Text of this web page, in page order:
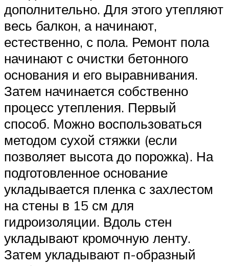
дополнительно. Для этого утепляют
весь балкон, а начинают,
естественно, с пола. Ремонт пола
начинают с очистки бетонного
основания и его выравнивания.
Затем начинается собственно
процесс утепления. Первый
способ. Можно воспользоваться
методом сухой стяжки (если
позволяет высота до порожка). На
подготовленное основание
укладывается пленка с захлестом
на стены в 15 см для
гидроизоляции. Вдоль стен
укладывают кромочную ленту.
Затем укладывают п-образный